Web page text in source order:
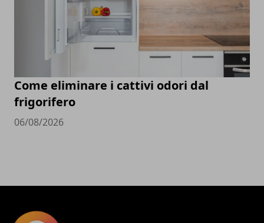
Come eliminare i cattivi odori dal
frigorifero
06/08/2026